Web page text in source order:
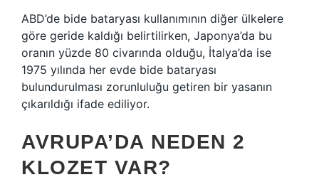
ABD’de bide bataryası kullanımının diğer ülkelere
göre geride kaldığı belirtilirken, Japonya’da bu
oranın yüzde 80 civarında olduğu, İtalya’da ise
1975 yılında her evde bide bataryası
bulundurulması zorunluluğu getiren bir yasanın
çıkarıldığı ifade ediliyor.
AVRUPA’DA NEDEN 2
KLOZET VAR?